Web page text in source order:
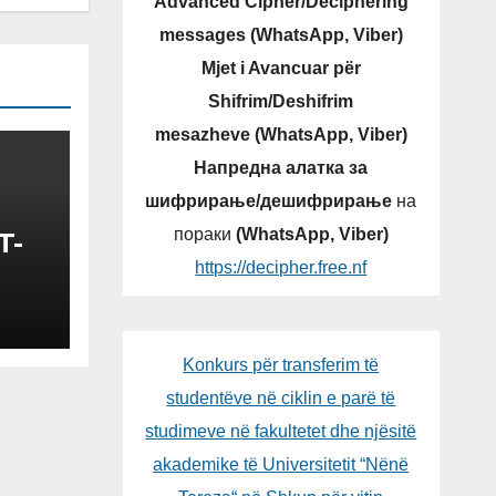
messages (WhatsApp, Viber)
Mjet i Avancuar për
Shifrim/Deshifrim
mesazheve (WhatsApp, Viber)
Напредна алатка за
шифрирање/дешифрирање на
пораки (WhatsApp, Viber)
https://decipher.free.nf
Konkurs për transferim të
studentëve në ciklin e parë të
studimeve në fakultetet dhe njësitë
akademike të Universitetit “Nënë